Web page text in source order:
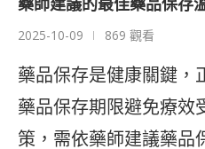
2025-10-09 869 觀看
藥品保存是健康關鍵，
藥品保存期限避免療效
策，需依藥師建議藥品